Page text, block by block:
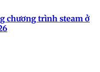
chương trình steam ở